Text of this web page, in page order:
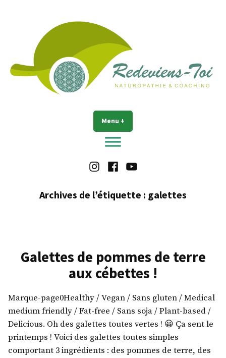
Redeviens-toi Menu +
Instagram
FacebookYoutube
Archives de l’étiquette : galettes
Galettes de pommes de terre
aux cébettes !
Marque-page0Healthy / Vegan / Sans gluten / Medical
medium friendly / Fat-free / Sans soja / Plant-based /
Delicious. Oh des galettes toutes vertes ! 😀 Ça sent le
printemps ! Voici des galettes toutes simples
comportant 3 ingrédients : des pommes de terre, des